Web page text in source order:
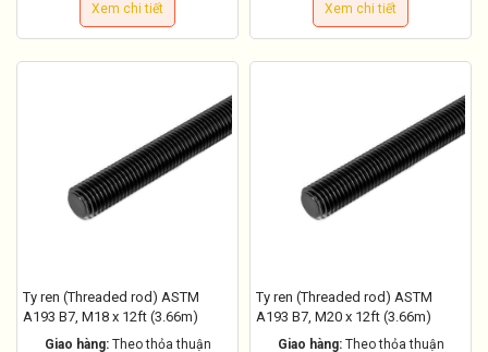
Xem chi tiết Xem chi tiết
Ty ren (Threaded rod) ASTM
A193 B7, M18 x 12ft (3.66m)
Giao hàng: Theo thỏa thuận
Ty ren (Threaded rod) ASTM
A193 B7, M20 x 12ft (3.66m)
Giao hàng: Theo thỏa thuận